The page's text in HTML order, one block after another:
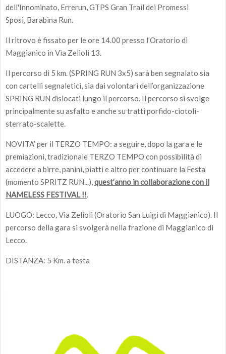
dell'Innominato, Errerun, GTPS Gran Trail dei Promessi
Sposi, Barabina Run.
Il ritrovo è fissato per le ore 14.00 presso l’Oratorio di
Maggianico in Via Zelioli 13.
Il percorso di 5 km. (SPRING RUN 3x5) sarà ben segnalato sia
con cartelli segnaletici, sia dai volontari dell’organizzazione
SPRING RUN dislocati lungo il percorso. Il percorso si svolge
principalmente su asfalto e anche su tratti porfido-ciotoli-
sterrato-scalette.
NOVITA’ per il TERZO TEMPO: a seguire, dopo la gara e le
premiazioni, tradizionale TERZO TEMPO con possibilità di
accedere a birre, panini, piatti e altro per continuare la Festa
(momento SPRITZ RUN...),quest’anno in collaborazione con il
NAMELESS FESTIVAL !!.
LUOGO: Lecco, Via Zelioli (Oratorio San Luigi di Maggianico). Il
percorso della gara si svolgerà nella frazione di Maggianico di
Lecco.
DISTANZA: 5 Km. a testa